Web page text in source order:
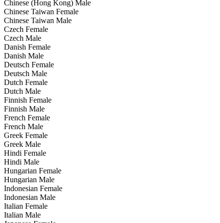
Chinese (Hong Kong) Male
Chinese Taiwan Female
Chinese Taiwan Male
Czech Female
Czech Male
Danish Female
Danish Male
Deutsch Female
Deutsch Male
Dutch Female
Dutch Male
Finnish Female
Finnish Male
French Female
French Male
Greek Female
Greek Male
Hindi Female
Hindi Male
Hungarian Female
Hungarian Male
Indonesian Female
Indonesian Male
Italian Female
Italian Male